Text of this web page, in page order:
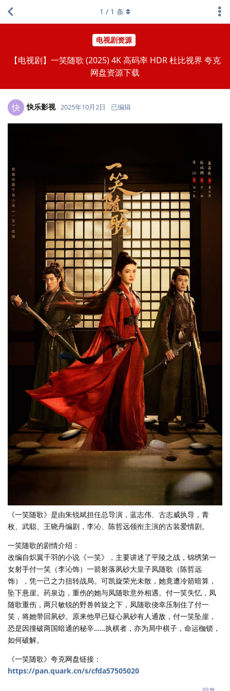
电视剧资源
【电视剧】一笑随歌 (2025) 4K 高码率 HDR 杜比视界 夸克
网盘资源下载
1 / 1 条
快 快乐影视 2025年10月2日 已编辑
《一笑随歌》是由朱锐斌担任总导演，蓝志伟、古志威执导，青
枚、武聪、王晓丹编剧，李沁、陈哲远领衔主演的古装爱情剧。
一笑随歌的剧情介绍：
改编自炽翼千羽的小说《一笑》，主要讲述了平陵之战，锦绣第一
女射手付一笑（李沁饰）一箭射落夙砂大皇子凤随歌（陈哲远
饰），凭一己之力扭转战局。可凯旋荣光未散，她竟遭冷箭暗算，
坠下悬崖。药泉边，重伤的她与凤随歌意外相遇。付一笑失忆，凤
随歌重伤，两只敏锐的野兽斡旋之下，凤随歌侥幸压制住了付一
笑，将她带回夙砂。原来他早已疑心夙砂有人通敌，付一笑坠崖，
恐是因撞破两国暗通的秘辛……执棋者，亦为局中棋子，命运枷锁，
如何破解。
《一笑随歌》夸克网盘链接：
https://pan.quark.cn/s/cfda57505020